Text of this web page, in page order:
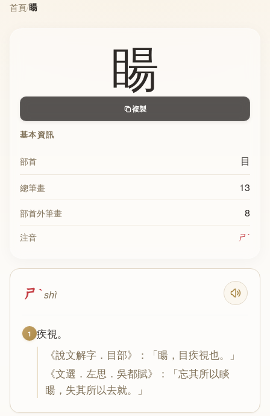
首頁/䁑
䁑
複製
基本資訊
部首 目
總筆畫 13
部首外筆畫 8
注音 ㄕˋ
ㄕˋshì
1 疾視。
《說文解字．目部》：「䁑，目疾視也。」
《文選．左思．吳都賦》：「忘其所以睒
䁑，失其所以去就。」